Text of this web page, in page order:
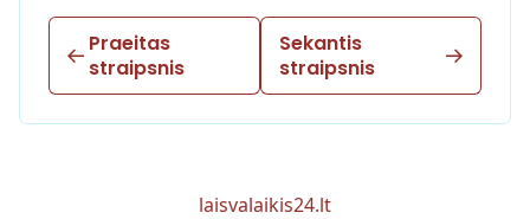
Praeitas
straipsnis
Sekantis
straipsnis
laisvalaikis24.lt